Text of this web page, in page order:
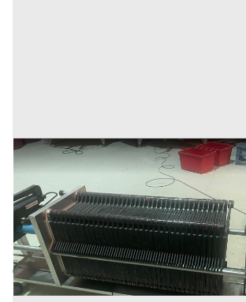
Filtro a piastre Schenk 40 x 40 cm
Inserito il: 14/01/2026
Santa Maria della Versa (Pavia)
Annuncio scaduto
8.000 €
Codice annuncio:127436668